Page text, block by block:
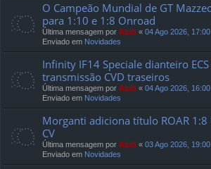
O Campeão Mundial de GT
para 1:10 e 1:8 Onroad
Última mensagem por Abib « 04 Ago 2026, 17:00
Enviado em Novidades
Infinity IF14 Speciale dianteiro
transmissão CVD traseiros
Última mensagem por Abib « 04 Ago 2026, 16:00
Enviado em Novidades
Morganti adiciona título ROAR
CV
Última mensagem por Abib « 03 Ago 2026, 19:00
Enviado em Novidades